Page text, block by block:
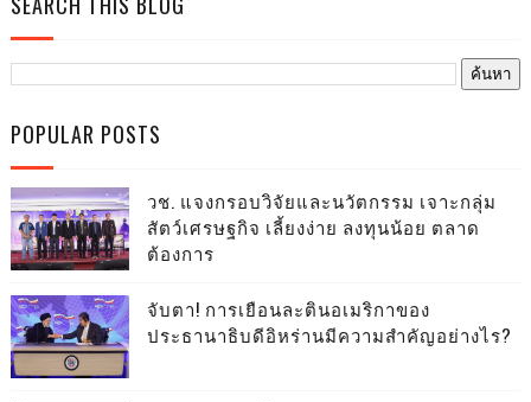
POPULAR POSTS
วช. แจงกรอบวิจัยและนวัตกรรม เจาะกลุ่ม
สัตว์เศรษฐกิจ เลี้ยงง่าย ลงทุนน้อย ตลาด
ต้องการ
จับตา! การเยือนละตินอเมริกาของ
ประธานาธิบดีอิหร่านมีความสำคัญอย่างไร?